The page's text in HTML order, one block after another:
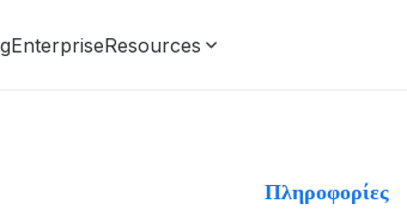
EnterpriseResources
Πληροφορίες